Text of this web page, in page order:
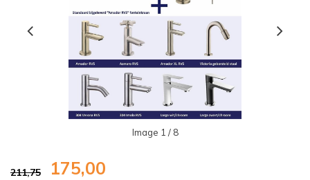
Image 1 / 8
211,75 175,00